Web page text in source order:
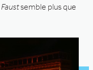
Faustsemble plus que